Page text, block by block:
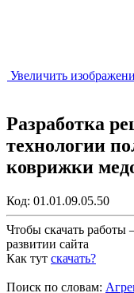
Увеличить
Разработка
технологии
коврижки
Код: 01.01.09.05.50
Чтобы скачать работы
развитии сайта
Как тут скачать?
Поиск по словам: